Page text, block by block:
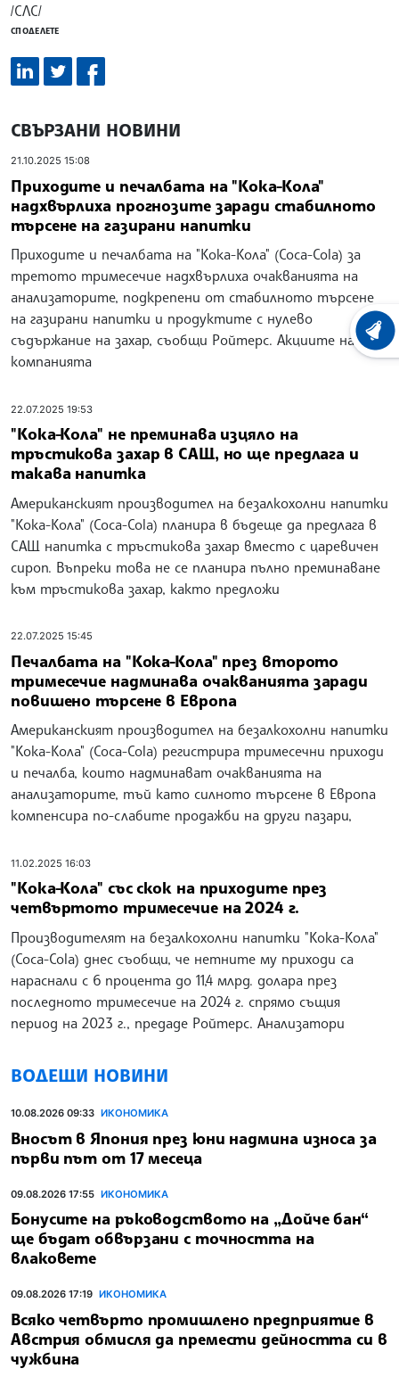
/СЛС/
СПОДЕЛЕТЕ
СВЪРЗАНИ НОВИНИ
21.10.2025 15:08
Приходите и печалбата на "Кока-Кола"
надхвърлиха прогнозите заради стабилното
търсене на газирани напитки
Приходите и печалбата на "Кока-Кола" (Coca-Cola) за
третото тримесечие надхвърлиха очакванията на
анализаторите, подкрепени от стабилното търсене
на газирани напитки и продуктите с нулево
съдържание на захар, съобщи Ройтерс. Акциите на
компанията
22.07.2025 19:53
"Кока-Кола" не преминава изцяло на
тръстикова захар в САЩ, но ще предлага и
такава напитка
Американският производител на безалкохолни напитки
"Кока-Кола" (Coca-Cola) планира в бъдеще да предлага в
САЩ напитка с тръстикова захар вместо с царевичен
сироп. Въпреки това не се планира пълно преминаване
към тръстикова захар, както предложи
22.07.2025 15:45
Печалбата на "Кока-Кола" през второто
тримесечие надминава очакванията заради
повишено търсене в Европа
Американският производител на безалкохолни напитки
"Кока-Кола" (Coca-Cola) регистрира тримесечни приходи
и печалба, които надминават очакванията на
анализаторите, тъй като силното търсене в Европа
компенсира по-слабите продажби на други пазари,
11.02.2025 16:03
"Кока-Кола" със скок на приходите през
четвъртото тримесечие на 2024 г.
Производителят на безалкохолни напитки "Кока-Кола"
(Coca-Cola) днес съобщи, че нетните му приходи са
нараснали с 6 процента до 11,4 млрд. долара през
последното тримесечие на 2024 г. спрямо същия
период на 2023 г., предаде Ройтерс. Анализатори
ВОДЕЩИ НОВИНИ
10.08.2026 09:33 ИКОНОМИКА
Вносът в Япония през юни надмина износа за
първи път от 17 месеца
09.08.2026 17:55 ИКОНОМИКА
Бонусите на ръководството на „Дойче бан“
ще бъдат обвързани с точността на
влаковете
09.08.2026 17:19 ИКОНОМИКА
Всяко четвърто промишлено предприятие в
Австрия обмисля да премести дейността си в
чужбина